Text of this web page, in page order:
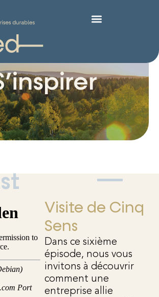
Visite de Cinq
Sens
Dans ce sixième
épisode, nous vous
invitons à découvrir
comment une
entreprise allie